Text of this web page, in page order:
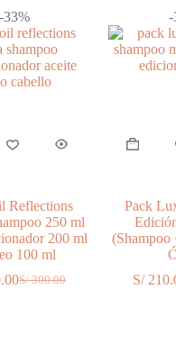
S/ 250.00.
S/ 215.00.
-33%
Reflections
250 ml
200 ml
100 ml
S/300.00
El
El
-
Pack
(Shampoo
S/